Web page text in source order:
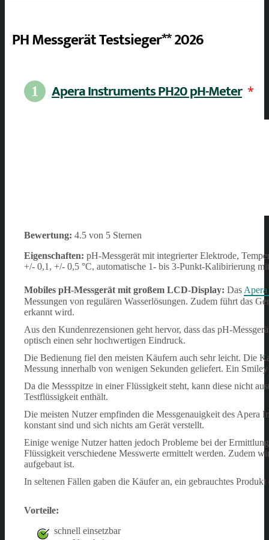
PH Messgerät Testsieger** 2026
1 Apera Instruments PH20 pH-Meter *
Bewertung: 4.5 von 5 Sternen
Eigenschaften: pH-Messgerät mit integrierter Elektrode,
+/- 0,1, +/- 0,5 °C, automatische 1- bis 3-Punkt-Kalibirierung
Mobiles pH-Messgerät mit großem LCD-Display: Das
Messungen von regulären Wasserlösungen. Zudem führt das
erkannt wird.
Aus den Kundenrezensionen geht hervor, dass das pH-
optisch einen sehr hochwertigen Eindruck.
Die Bedienung fiel den meisten Käufern auch sehr leicht. Die
Messung innerhalb von wenigen Sekunden geliefert. Ein
Da die Messspitze in einer Flüssigkeit steht, kann diese nicht
Testflüssigkeit enthält.
Die meisten Nutzer empfinden die Messgenauigkeit des Apera
konstant sind und sich nichts am Gerät verstellt.
Einige wenige Nutzer hatten jedoch Probleme bei der
Flüssigkeit verschiedene Messwerte ermittelt werden. Zudem
aufgebaut ist.
In seltenen Fällen gaben die Käufer an, ein gebrauchtes
Vorteile:
schnell einsetzbar